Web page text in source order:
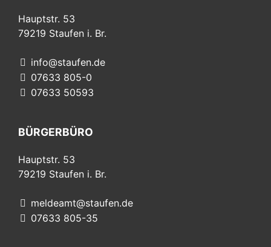
Hauptstr. 53
79219 Staufen i. Br.
info@staufen.de
07633 805-0
07633 50593
BÜRGERBÜRO
Hauptstr. 53
79219 Staufen i. Br.
meldeamt@staufen.de
07633 805-35